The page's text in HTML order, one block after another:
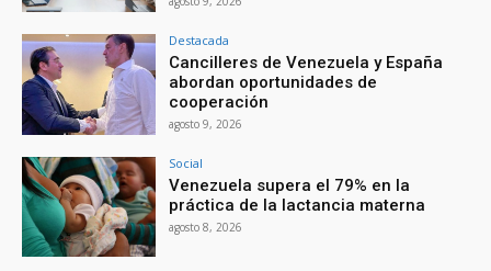
Destacada
Cancilleres de Venezuela y España
abordan oportunidades de
cooperación
agosto 9, 2026
Social
Venezuela supera el 79% en la
práctica de la lactancia materna
agosto 8, 2026